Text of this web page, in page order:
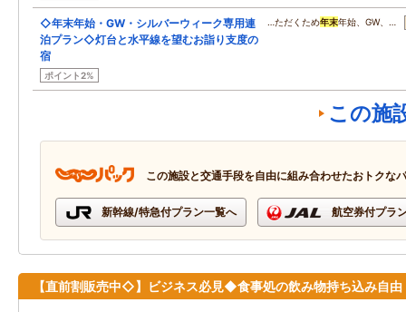
◇年末年始・GW・シルバーウィーク専用連
泊プラン◇灯台と水平線を望むお詣り支度の
宿
ポイント2%
…ただくため年末年始、GW、…
この施
この施設と交通手段を自由に組み合わせたおトクな
新幹線/特急付プラン一覧へ 航空券付プラ
【直前割販売中◇】ビジネス必見◆食事処の飲み物持ち込み自由